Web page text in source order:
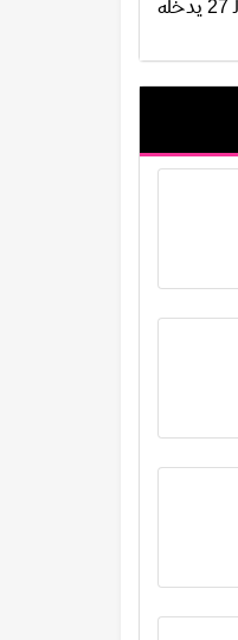
عيد ميلاد عضو فريق BTS بارك جيمين الـ 27 يدخله